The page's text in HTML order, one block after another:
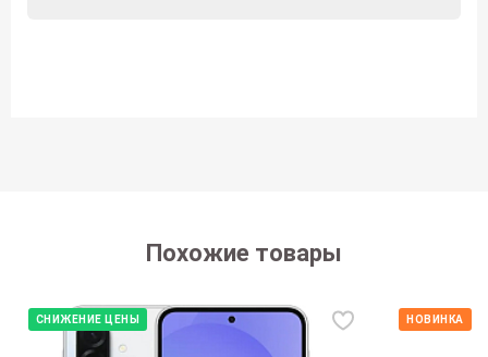
Похожие товары
СНИЖЕНИЕ ЦЕНЫ НОВИНКА